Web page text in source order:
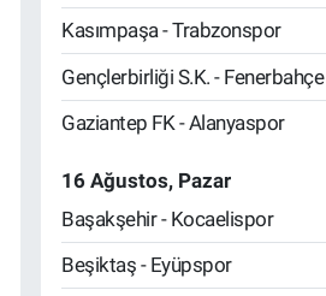
Kasımpaşa - Trabzonspor
Gençlerbirliği S.K. - Fenerbahçe
Gaziantep FK - Alanyaspor
16 Ağustos, Pazar
Başakşehir - Kocaelispor
Beşiktaş - Eyüpspor